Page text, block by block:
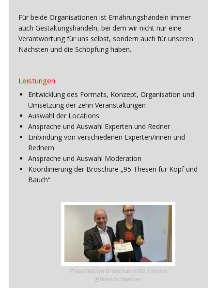
Für beide Organisationen ist Ernährungshandeln immer
auch Gestaltungshandeln, bei dem wir nicht nur eine
Verantwortung für uns selbst, sondern auch für unseren
Nächsten und die Schöpfung haben.
Leistungen
Entwicklung des Formats, Konzept, Organisation und
Umsetzung der zehn Veranstaltungen
Auswahl der Locations
Ansprache und Auswahl Experten und Redner
Einbindung von verschiedenen Experten/innen und
Rednern
Ansprache und Auswahl Moderation
Koordinierung der Broschüre „95 Thesen für Kopf und
Bauch“
Präsentation Broschuere 95 Thesen
@Rose Schweizer